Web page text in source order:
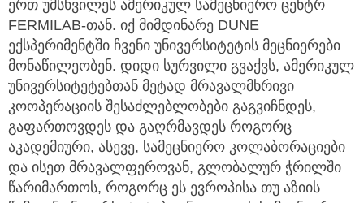
FERMILAB-თან. იქ მიმდინარე DUNE
ექსპერიმენტში ჩვენი უნივერსიტეტის მეცნიერები
მონაწილეობენ. დიდი სურვილი გვაქვს, ამერიკულ
უნივერსიტეტებთან მეტად მრავალმხრივი
კოოპერაციის შესაძლებლობები გაგვიჩნდეს,
გაფართოვდეს და გაღრმავდეს როგორც
აკადემიური, ასევე, სამეცნიერო კოლაბორაციები
და ისეთ მრავალფეროვან, გლობალურ ჭრილში
წარიმართოს, როგორც ეს ევროპისა თუ აზიის
წამყვან უნივერსიტეტებთან, უდიდეს სამეცნიერო-